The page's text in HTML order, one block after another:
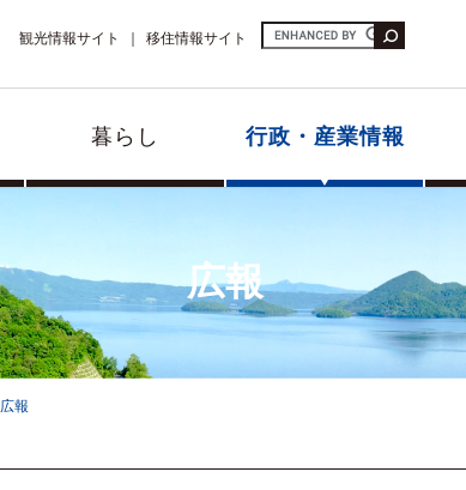
暮らし 行政・産業情報
観光情報サイト 移住情報サイト
広報
広報